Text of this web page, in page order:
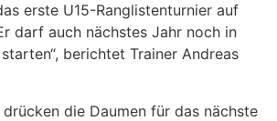
erste U15-Ranglistenturnier auf
darf auch nächstes Jahr noch in
berichtet Trainer Andreas
die Daumen für das nächste